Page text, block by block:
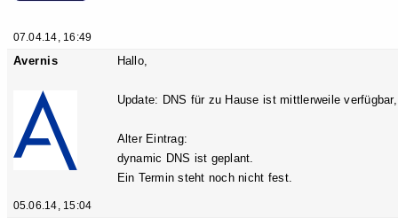
07.04.14, 16:49
Avernis
05.06.14, 15:04
Hallo,
Update: DNS für zu Hause ist mittlerweile
Alter Eintrag:
dynamic DNS ist geplant.
Ein Termin steht noch nicht fest.